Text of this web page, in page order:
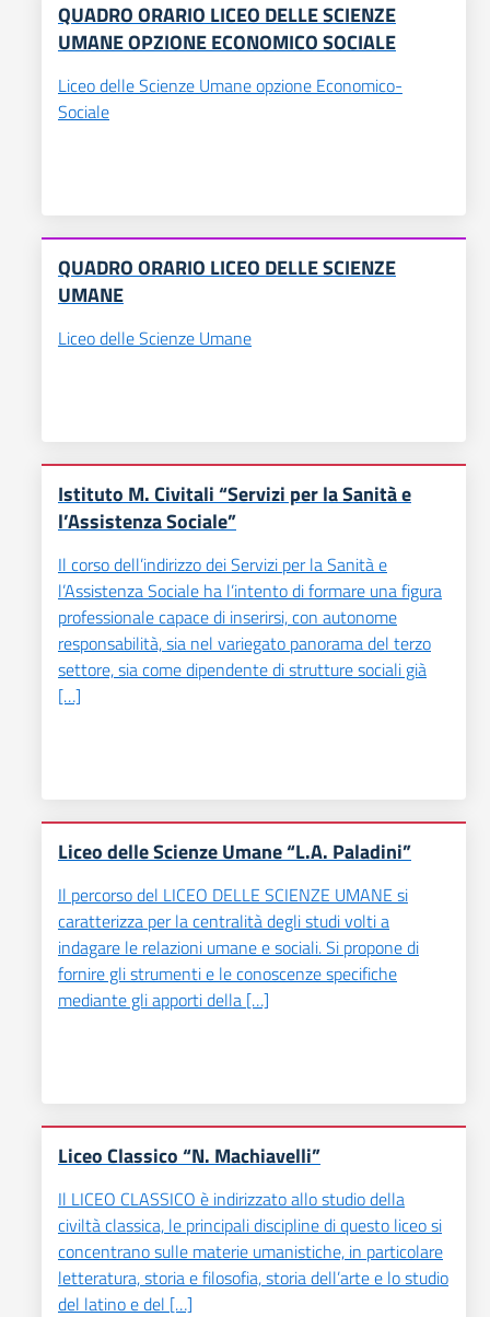
QUADRO ORARIO LICEO DELLE SCIENZE
UMANE OPZIONE ECONOMICO SOCIALE
Liceo delle Scienze Umane opzione Economico-
Sociale
QUADRO ORARIO LICEO DELLE SCIENZE
UMANE
Liceo delle Scienze Umane
Istituto M. Civitali “Servizi per la Sanità e
l’Assistenza Sociale”
Il corso dell’indirizzo dei Servizi per la Sanità e
l’Assistenza Sociale ha l’intento di formare una figura
professionale capace di inserirsi, con autonome
responsabilità, sia nel variegato panorama del terzo
settore, sia come dipendente di strutture sociali già
[…]
Liceo delle Scienze Umane “L.A. Paladini”
Il percorso del LICEO DELLE SCIENZE UMANE si
caratterizza per la centralità degli studi volti a
indagare le relazioni umane e sociali. Si propone di
fornire gli strumenti e le conoscenze specifiche
mediante gli apporti della […]
Liceo Classico “N. Machiavelli”
Il LICEO CLASSICO è indirizzato allo studio della
civiltà classica, le principali discipline di questo liceo si
concentrano sulle materie umanistiche, in particolare
letteratura, storia e filosofia, storia dell’arte e lo studio
del latino e del […]